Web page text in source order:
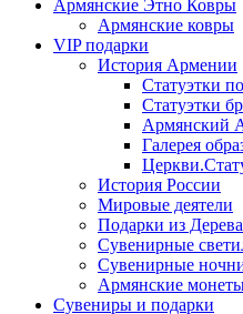
Армянские Этно Ковры
Армянские ковры
VIP подарки
История Армении
Статуэтки
Статуэтки
Армянский
Галерея
История России
Мировые деятели
Подарки из Дерева
Сувенирные
Сувенирные
Армянские
Сувениры и подарки